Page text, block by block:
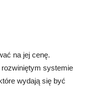
na jej cenę.
systemie
wydają się być